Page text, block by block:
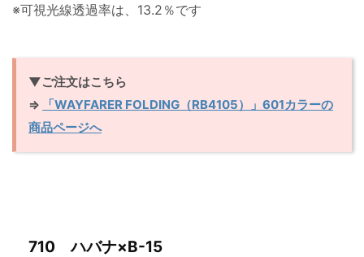
※可視光線透過率は、13.2％です
▼ご注文はこちら
⇒
「WAYFARER FOLDING（RB4105）」601カラーの
商品ページへ
710 ハバナ×B-15